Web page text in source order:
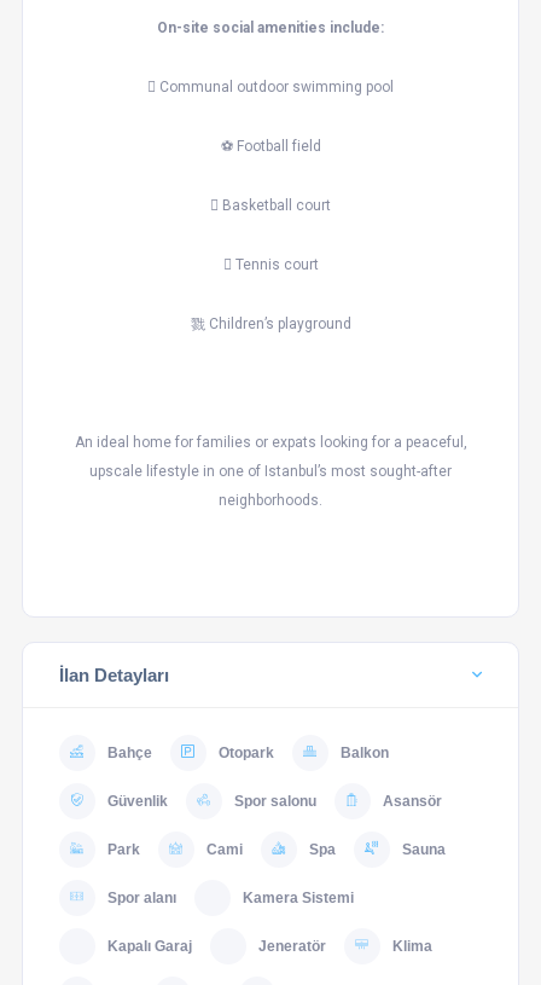
On-site social amenities include:
 Communal outdoor swimming pool
⚽ Football field
 Basketball court
 Tennis court
戮 Children’s playground
An ideal home for families or expats looking for a peaceful,
upscale lifestyle in one of Istanbul’s most sought-after
neighborhoods.
İlan Detayları
Bahçe Otopark Balkon
Güvenlik Spor salonu Asansör
Park Cami Spa Sauna
Spor alanı Kamera Sistemi
Kapalı Garaj Jeneratör Klima